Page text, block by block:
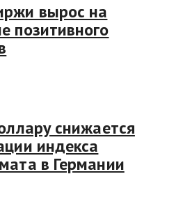
вырос на
позитивного
снижается
индекса
в Германии